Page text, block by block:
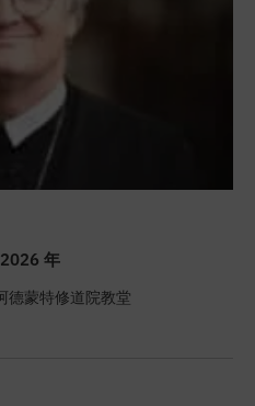
年
德蒙特修道院教堂